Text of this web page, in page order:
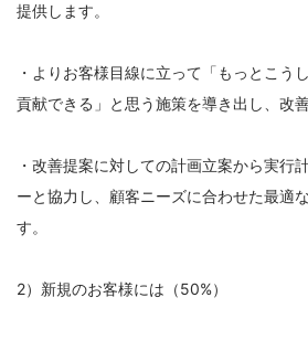
提供します。
・よりお客様目線に立って「もっとこう
貢献できる」と思う施策を導き出し、改
・改善提案に対しての計画立案から実行
ーと協力し、顧客ニーズに合わせた最適
す。
2）新規のお客様には（50%）